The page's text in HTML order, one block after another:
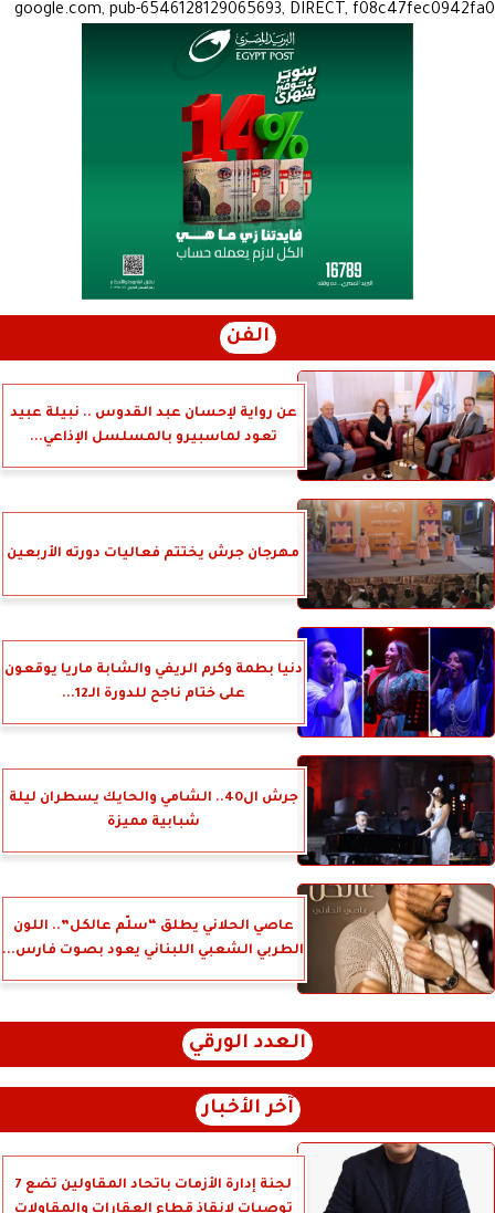
google.com, pub-6546128129065693, DIRECT, f08c47fec0942fa0
الفن
عن رواية لإحسان عبد القدوس .. نبيلة عبيد
تعود لماسبيرو بالمسلسل الإذاعي...
مهرجان جرش يختتم فعاليات دورته الأربعين
دنيا بطمة وكرم الريفي والشابة ماريا يوقعون
على ختام ناجح للدورة الـ12...
جرش ال40.. الشامي والحايك يسطران ليلة
شبابية مميزة
عاصي الحلاني يطلق “سلّم عالكل”.. اللون
الطربي الشعبي اللبناني يعود بصوت فارس...
العدد الورقي
آخر الأخبار
لجنة إدارة الأزمات باتحاد المقاولين تضع 7
توصيات لإنقاذ قطاع العقارات والمقاولات